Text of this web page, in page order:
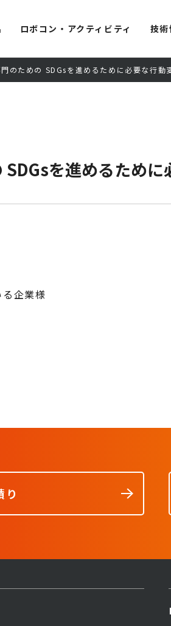
ロボコン・アクティビティ 技
のための SDGsを進めるために必要な行動
を進めるため
企業様
り